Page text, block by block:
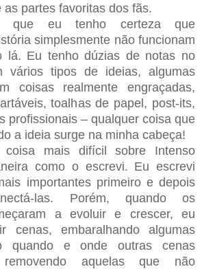
partes favoritas dos fãs.
que eu tenho certeza que
simplesmente não funcionam
lá. Eu tenho dúzias de notas no
vários tipos de ideias, algumas
coisas realmente engraçadas,
toalhas de papel, post-its,
profissionais – qualquer coisa que
a ideia surge na minha cabeça!
coisa mais difícil sobre Intenso
como o escrevi. Eu escrevi
importantes primeiro e depois
las. Porém, quando os
a evoluir e crescer, eu
cenas, embaralhando algumas
quando e onde outras cenas
aquelas que não